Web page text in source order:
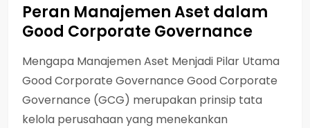
Peran Manajemen Aset dalam
Good Corporate Governance
Mengapa Manajemen Aset Menjadi Pilar Utama
Good Corporate Governance Good Corporate
Governance (GCG) merupakan prinsip tata
kelola perusahaan yang menekankan